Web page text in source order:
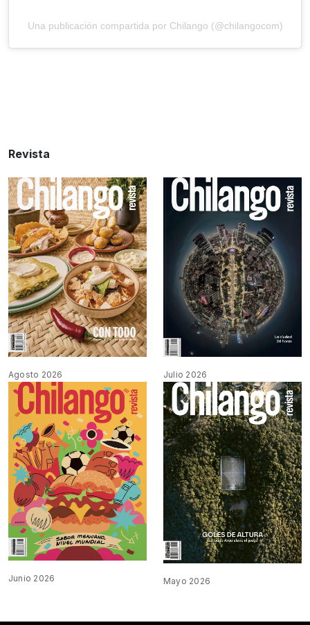
Una publicación compartida por Chilango (@chilangocom)
Revista
Agosto 2026 Julio 2026
Junio 2026 Mayo 2026